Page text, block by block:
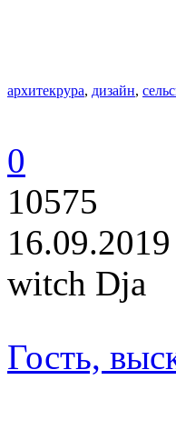
архитекрура, дизайн,
0
10575
witch Dja
Гость,